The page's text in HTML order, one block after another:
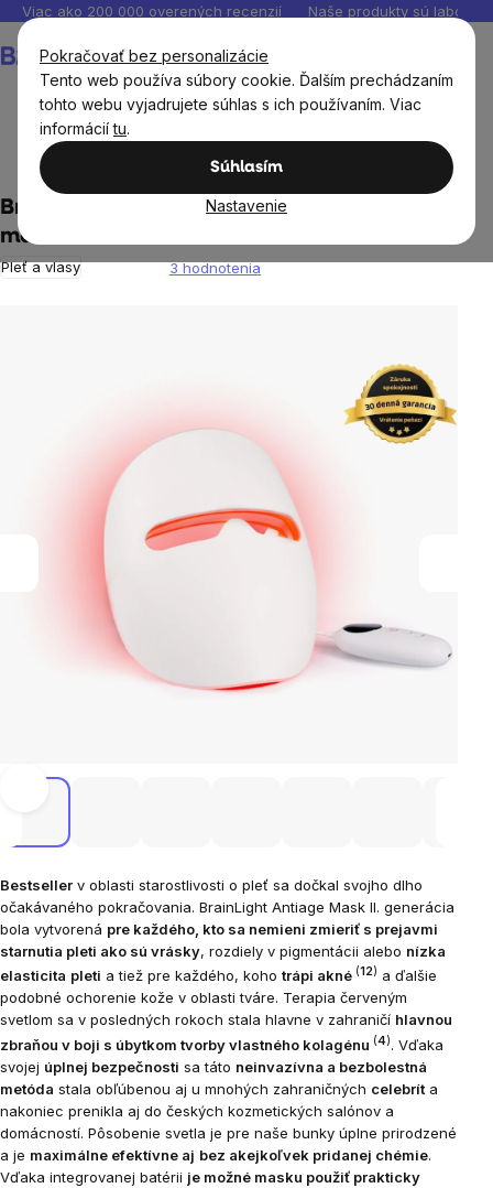
Pokračovať bez personalizácie
Tento web používa súbory cookie. Ďalším prechádzaním
tohto webu vyjadrujete súhlas s ich používaním. Viac
informáciítu.
Súhlasím
Nastavenie
Prejsť
obsah
Viac ako 200 000 overených recenzií Naše produkty sú
košík
Terapia červeným svetlom
BrainLight Antiage Mask, Ošetrujúca LED
maska na tvár
Pleť a vlasy 3 hodnotenia
Bestseller v oblasti starostlivosti o pleť sa dočkal svojho dlho
očakávaného pokračovania. BrainLight Antiage Mask II. generácia
bola vytvorená pre každého, kto sa nemieni zmieriť s prejavmi
starnutia pleti ako sú vrásky, rozdiely v pigmentácii alebo nízka
elasticita pleti a tiež pre každého, koho trápi akné (12) a ďalšie
podobné ochorenie kože v oblasti tváre. Terapia červeným
svetlom sa v posledných rokoch stala hlavne v zahraničí hlavnou
zbraňou v boji s úbytkom tvorby vlastného kolagénu (4). Vďaka
svojej úplnej bezpečnosti sa táto neinvazívna a bezbolestná
metóda stala obľúbenou aj u mnohých zahraničných celebrít a
nakoniec prenikla aj do českých kozmetických salónov a
domácností. Pôsobenie svetla je pre naše bunky úplne prirodzené
a je maximálne efektívne aj bez akejkoľvek pridanej chémie.
Vďaka integrovanej batérii je možné masku použiť prakticky